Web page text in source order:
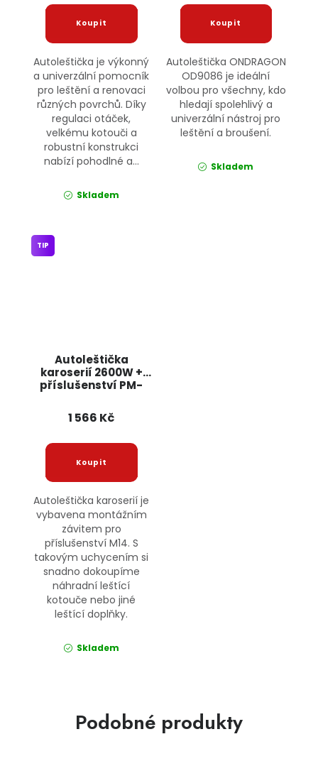
Autoleštička je výkonný
a univerzální pomocník
pro leštění a renovaci
různých povrchů. Díky
regulaci otáček,
velkému kotouči a
robustní konstrukci
nabízí pohodlné a...
Skladem
Autoleštička ONDRAGON
OD9086 je ideální
volbou pro všechny, kdo
hledají spolehlivý a
univerzální nástroj pro
leštění a broušení.
Skladem
Autoleštička
karoserií 2600W +
příslušenství PM-
POWERMAT
TIP
1 566 Kč
Autoleštička karoserií je
vybavena montážním
závitem pro
příslušenství M14. S
takovým uchycením si
snadno dokoupíme
náhradní leštící
kotouče nebo jiné
leštící doplňky.
Skladem
Podobné produkty